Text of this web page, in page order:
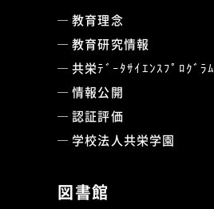
教育理念
教育研究情報
共栄ﾃﾞｰﾀｻｲｴﾝｽﾌﾟﾛｸﾞﾗﾑ
情報公開
認証評価
学校法人共栄学園
図書館